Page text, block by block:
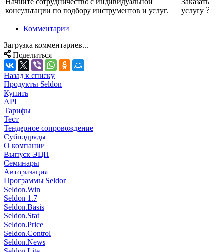
консультации по подбору инструментов и услуг.
услугу
Комментарии
Загрузка комментариев...
Поделиться
Назад к списку
Продукты Seldon
Купить
API
Тарифы
Тест
Тендерное сопровождение
Субподряды
О компании
Выпуск ЭЦП
Семинары
Авторизация
Программы Seldon
Seldon.Win
Seldon 1.7
Seldon.Basis
Seldon.Stat
Seldon.Price
Seldon.Control
Seldon.News